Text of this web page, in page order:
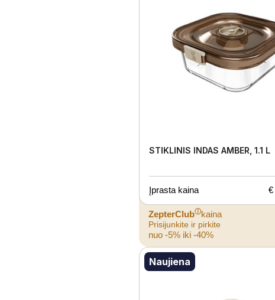
STIKLINIS INDAS AMBER, 1.1 L
Įprasta kaina €
ZepterClubⓘkaina
Prisijunkite ir pirkite
nuo -5% iki -40%
Naujiena